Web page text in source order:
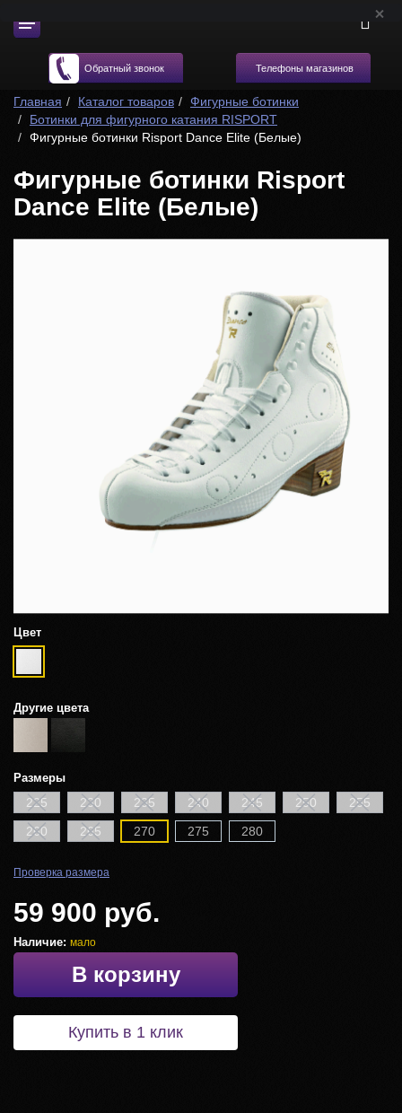
Обратный звонок Телефоны магазинов
Главная Каталог товаров
Фигурные ботинки
Ботинки для фигурного катания RISPORT
Фигурные ботинки Risport Dance Elite (Белые)
Фигурные ботинки Risport
Dance Elite (Белые)
Цвет
Другие цвета
Размеры
225 230 235 240 245 250
255
260
265 270 275 280
Проверка размера
59 900 руб.
Наличие: мало
В корзину
Купить в 1 клик